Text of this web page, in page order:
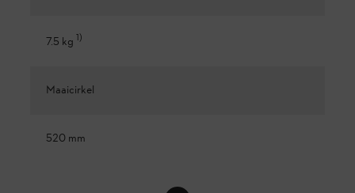
7.5 kg 1)
Maaicirkel
520 mm